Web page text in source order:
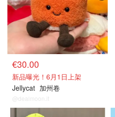
€30.00
新品曝光！6月1日上架
Jellycat 加州卷
@dealmoon.it